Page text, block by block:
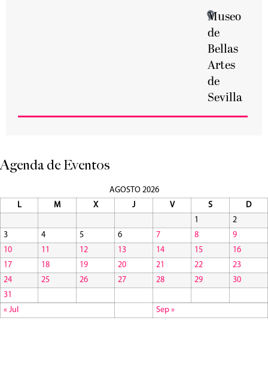
Museo
de
Bellas
Artes
de
Sevilla
Agenda de Eventos
AGOSTO 2026
L
M X J V S
D
1
2
3
4 5 6 7 8
9
10
11 12 13 14 15
16
17
18 19 20 21 22
23
24
25 26 27 28 29
30
31
« Jul
Sep »